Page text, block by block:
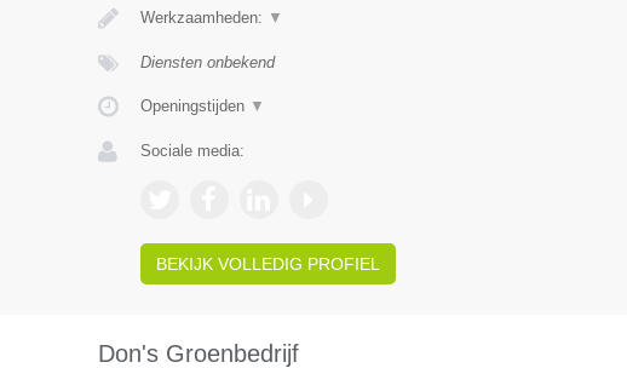
Werkzaamheden: ▼
Diensten onbekend
Openingstijden ▼
Sociale media:
BEKIJK VOLLEDIG PROFIEL
Don's Groenbedrijf